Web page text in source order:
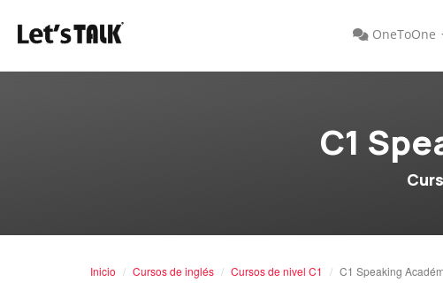
OneToOne
C1
Inicio Cursos de inglés Cursos de nivel C1 C1 Speaking